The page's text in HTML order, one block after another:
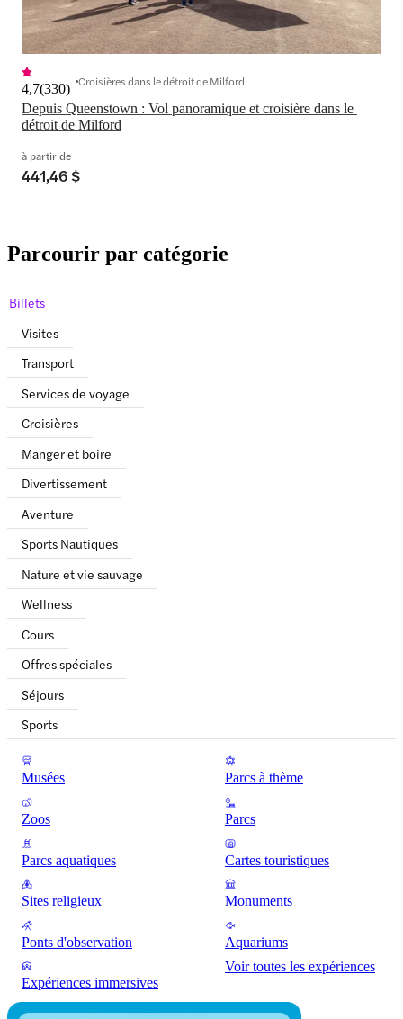
Depuis Queenstown : Vol panoramique et croisière dans le
détroit de Milford
4,7(330) Croisières dans le détroit de Milford
à partir de
441,46 $
Parcourir par catégorie
Billets
Visites
Transport
Services de voyage
Croisières
Manger et boire
Divertissement
Aventure
Sports Nautiques
Nature et vie sauvage
Wellness
Cours
Offres spéciales
Séjours
Sports
Musées Parcs à thème
Zoos Parcs
Parcs aquatiques Cartes touristiques
Sites religieux Monuments
Ponts d'observation Aquariums
Expériences immersives
Voir toutes les expériences